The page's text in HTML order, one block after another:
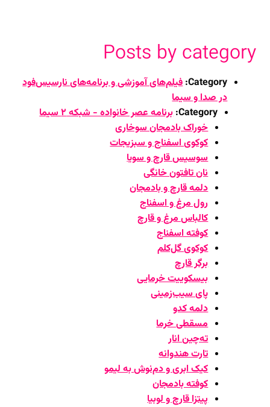
Posts by category
Category: فیلم‌های آموزشی و برنامه‌های نارسیس‌فود
در صدا و سیما
Category: برنامه عصر خانواده - شبکه ۲ سیما
خوراک بادمجان سوخاری
کوکوی اسفناج و سبزیجات
سوسیس قارچ و سویا
نان تافتون خانگی
دلمه قارچ و بادمجان
رول مرغ و اسفناج
کالباس مرغ و قارچ
کوفته اسفناج
کوکوی گل‌کلم
برگر قارچ
بیسکوییت خرمایی
پای سیب‌زمینی
دلمه کدو
مسقطی خرما
ته‌چین انار
تارت هندوانه
کیک ابری و دم‌نوش به لیمو
کوفته بادمجان
پیتزا قارچ و لوبیا